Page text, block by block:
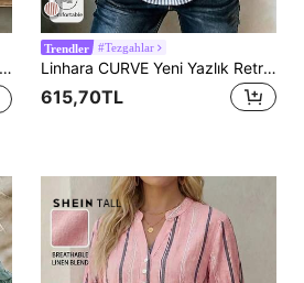
Trendler #Tezgahlar
Linhara CURVE Yeni Yazlık Retro Günlük Bol Büyük Beden Kadın Gömleği, Mavi Çizgili Pamuklu Bluz, Nefes Alabilen ve Rahat
615,70TL